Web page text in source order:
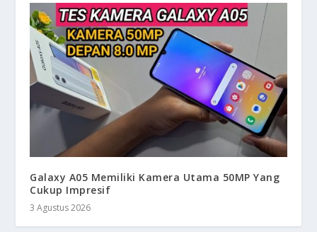
Galaxy A05 Memiliki Kamera Utama 50MP Yang
Cukup Impresif
3 Agustus 2026